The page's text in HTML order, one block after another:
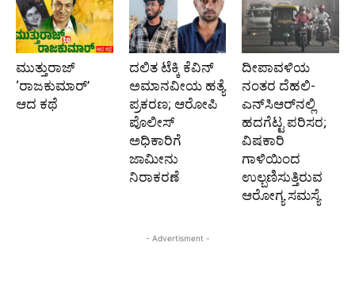
ಮುತ್ತುರಾಜ್
‘ರಾಜಕುಮಾರ್‍’
ಆದ ಕಥೆ
ದಲಿತ ಟೆಕ್ಕಿ ಕೆವಿನ್
ಅಮಾನವೀಯ ಹತ್ಯೆ
ಪ್ರಕರಣ; ಆರೋಪಿ
ಪೊಲೀಸ್‌
ಅಧಿಕಾರಿಗೆ
ಜಾಮೀನು
ನಿರಾಕರಣೆ
ದೀಪಾವಳಿಯ
ನಂತರ ದೆಹಲಿ-
ಎನ್‌ಸಿಆರ್‌ನಲ್ಲಿ
ಹದಗೆಟ್ಟ ಪರಿಸರ;
ವಿಷಕಾರಿ
ಗಾಳಿಯಿಂದ
ಉಲ್ಬಣಿಸುತ್ತಿರುವ
ಆರೋಗ್ಯ ಸಮಸ್ಯೆ
- Advertisment -